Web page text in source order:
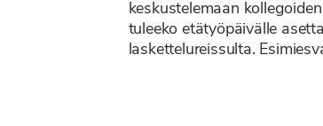
keskustelemaan
tuleeko etätyöpäivälle
laskettelureissulta.